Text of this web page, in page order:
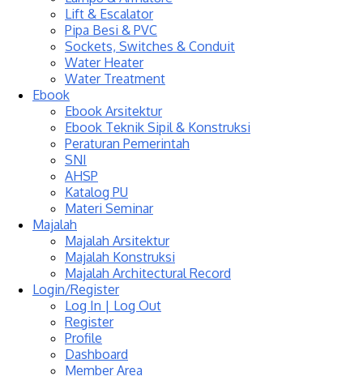
Lift & Escalator
Pipa Besi & PVC
Sockets, Switches & Conduit
Water Heater
Water Treatment
Ebook
Ebook Arsitektur
Ebook Teknik Sipil & Konstruksi
Peraturan Pemerintah
SNI
AHSP
Katalog PU
Materi Seminar
Majalah
Majalah Arsitektur
Majalah Konstruksi
Majalah Architectural Record
Login/Register
Log In | Log Out
Register
Profile
Dashboard
Member Area